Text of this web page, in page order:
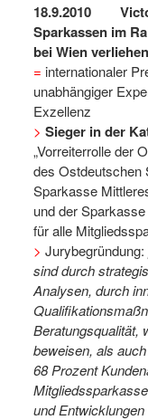
18.9.2010
Sparkassen im
bei Wien verliehen
= internationaler
unabhängiger
Exzellenz
> Sieger in der
„Vorreiterrolle der
des Ostdeutschen
Sparkasse
und der
für alle
> Jurybegründung:
sind durch
Analysen, durch
Beratungsqualität,
beweisen, als
68 Prozent
und